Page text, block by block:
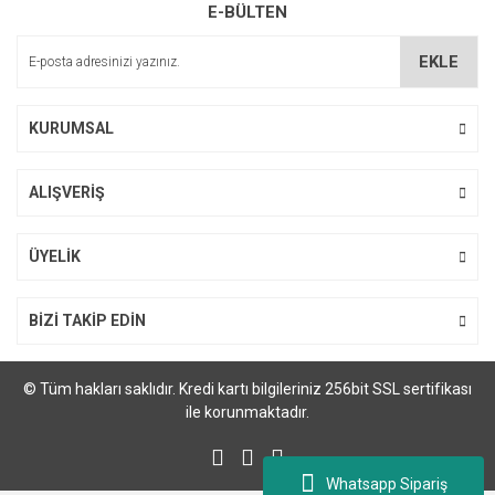
Whatsapp Sipariş
Ürün açıklamasında eksik bilgiler bulunuyor.
E-BÜLTEN
EKLE
KURUMSAL
ALIŞVERİŞ
ÜYELİK
BİZİ TAKİP EDİN
© Tüm hakları saklıdır. Kredi kartı bilgileriniz 256bit SSL sertifikası
ile korunmaktadır.